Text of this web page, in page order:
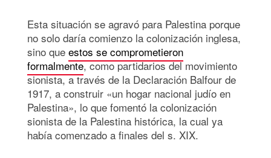
Esta situación se agravó para Palestina porque
no solo daría comienzo la colonización inglesa,
sino que estos se comprometieron
formalmente, como partidarios del movimiento
sionista, a través de la Declaración Balfour de
1917, a construir «un hogar nacional judío en
Palestina», lo que fomentó la colonización
sionista de la Palestina histórica, la cual ya
había comenzado a finales del s. XIX.